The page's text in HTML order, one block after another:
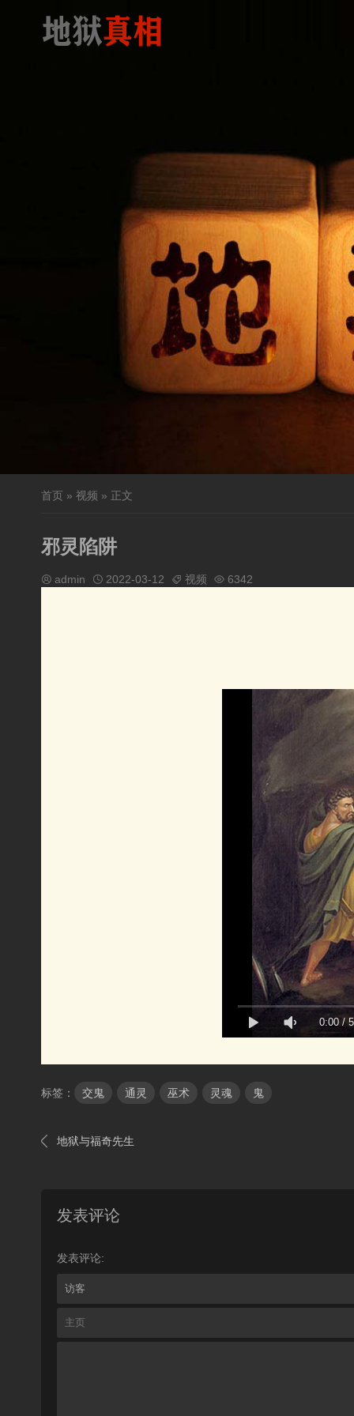
首页 » 视频 » 正文
邪灵陷阱
 admin  2022-03-12  视频  6342
0:00/
标签： 交鬼 通灵 巫术 灵魂 鬼
 地狱与福奇先生
发表评论
发表评论: